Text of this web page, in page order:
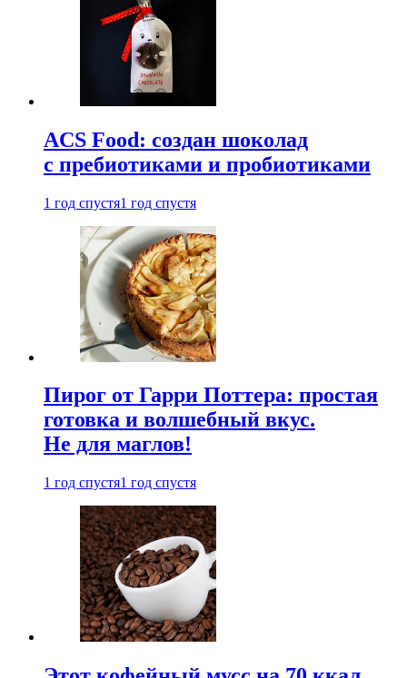
ACS Food: создан шоколад
с пребиотиками и пробиотиками
1 год спустя1 год спустя
Пирог от Гарри Поттера: простая
готовка и волшебный вкус.
Не для маглов!
1 год спустя1 год спустя